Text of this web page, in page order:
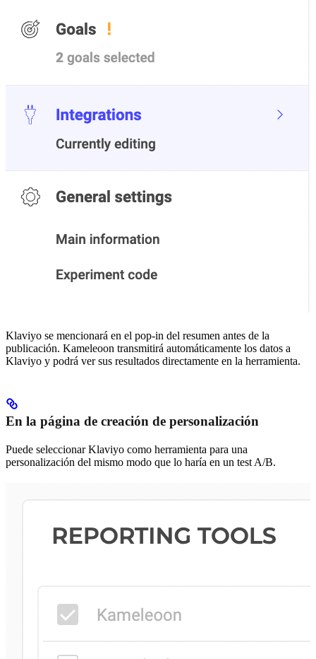
Klaviyo se mencionará en el pop-in del resumen antes de la
publicación. Kameleoon transmitirá automáticamente los datos a
Klaviyo y podrá ver sus resultados directamente en la herramienta.
En la página de creación de personalización
Puede seleccionar Klaviyo como herramienta para una
personalización del mismo modo que lo haría en un test A/B.